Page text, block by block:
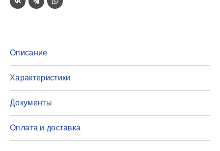
Описание
Характеристики
Документы
Оплата и доставка